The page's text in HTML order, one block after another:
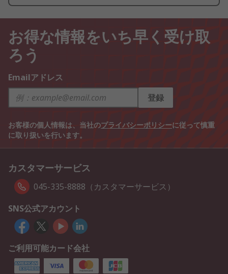
お得な情報をいち早く受け取
ろう
Emailアドレス
登録
お客様の個人情報は、当社のプライバシーポリシーに従って慎重
に取り扱いを行います。
カスタマーサービス
045-335-8888（カスタマーサービス）
SNS公式アカウント
ご利用可能カード会社